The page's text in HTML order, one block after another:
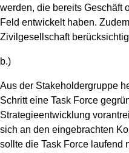
werden, die bereits Geschäft
Feld entwickelt haben.
Zivilgesellschaft
b.)
Aus der Stakeholdergruppe
Schritt eine Task Force
Strategieentwicklung
sich an den eingebrachten
sollte die Task Force laufend